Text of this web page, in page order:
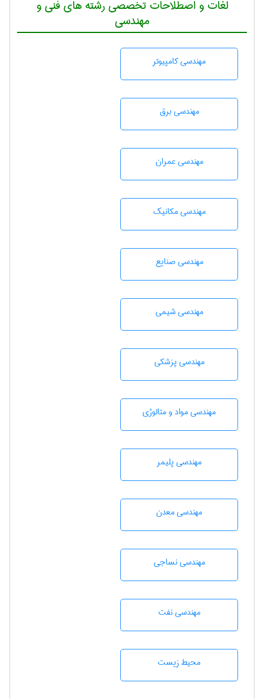
لغات و اصطلاحات تخصصی رشته های فنی و
مهندسی
مهندسی كامپيوتر
مهندسی برق
مهندسی عمران
مهندسی مکانیک
مهندسی صنايع
مهندسي شيمی
مهندسی پزشکی
مهندسی مواد و متالوژی
مهندسی پليمر
مهندسی معدن
مهندسي نساجی
مهندسی نفت
محيط زيست